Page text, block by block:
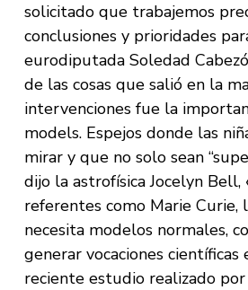
solicitado que trabajemos
conclusiones y prioridades
eurodiputada Soledad
de las cosas que salió en la
intervenciones fue la
models. Espejos donde las
mirar y que no solo sean
dijo la astrofísica Jocelyn Bell,
referentes como Marie Curie,
necesita modelos normales,
generar vocaciones científicas
reciente estudio realizado